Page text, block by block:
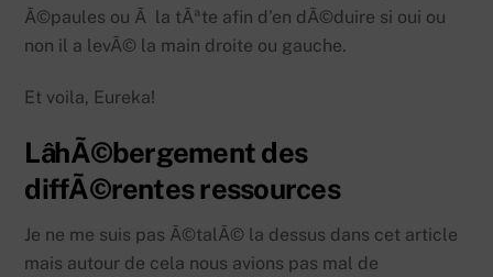
Ã©paules ou Ã la tÃªte afin d’en dÃ©duire si oui ou
non il a levÃ© la main droite ou gauche.
Et voila, Eureka!
LâhÃ©bergement des
diffÃ©rentes ressources
Je ne me suis pas Ã©talÃ© la dessus dans cet article
mais autour de cela nous avions pas mal de